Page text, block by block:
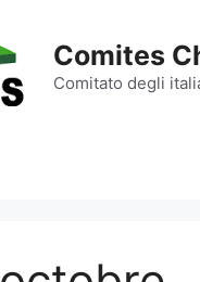
Comites
Comitato degli